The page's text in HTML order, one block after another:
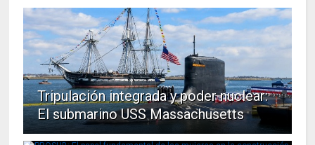
Tripulación integrada y poder nuclear:
El submarino USS Massachusetts